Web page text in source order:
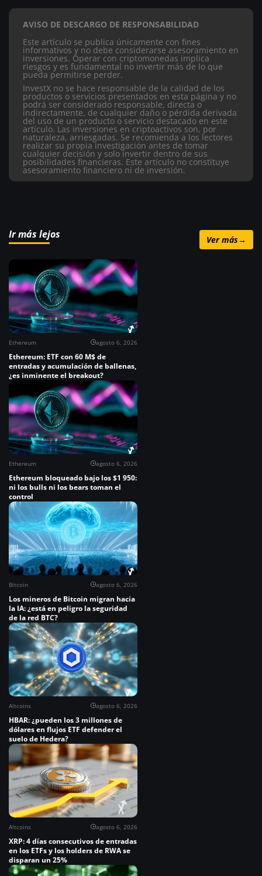
AVISO DE DESCARGO DE RESPONSABILIDAD
Este artículo se publica únicamente con fines
informativos y no debe considerarse asesoramiento en
inversiones. Operar con criptomonedas implica
riesgos y es fundamental no invertir más de lo que
pueda permitirse perder.
InvestX no se hace responsable de la calidad de los
productos o servicios presentados en esta página y no
podrá ser considerado responsable, directa o
indirectamente, de cualquier daño o pérdida derivada
del uso de un producto o servicio destacado en este
artículo. Las inversiones en criptoactivos son, por
naturaleza, arriesgadas. Se recomienda a los lectores
realizar su propia investigación antes de tomar
cualquier decisión y solo invertir dentro de sus
posibilidades financieras. Este artículo no constituye
asesoramiento financiero ni de inversión.
Ir más lejos Ver más→
Ethereum agosto 6, 2026
Ethereum: ETF con 60 M$ de
entradas y acumulación de ballenas,
¿es inminente el breakout?
Ethereum agosto 6, 2026
Ethereum bloqueado bajo los $1 950:
ni los bulls ni los bears toman el
control
Bitcoin agosto 6, 2026
Los mineros de Bitcoin migran hacia
la IA: ¿está en peligro la seguridad
de la red BTC?
Altcoins agosto 6, 2026
HBAR: ¿pueden los 3 millones de
dólares en flujos ETF defender el
suelo de Hedera?
Altcoins agosto 6, 2026
XRP: 4 días consecutivos de entradas
en los ETFs y los holders de RWA se
disparan un 25%